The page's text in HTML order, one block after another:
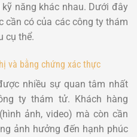
năng khác nhau. Dưới đây
cần có của các công ty thám
cụ thể.
và bằng chứng xác thực
nhiều sự quan tâm nhất
ty thám tử. Khách hàng
ảnh, video) mà còn cần
ảnh hưởng đến hạnh phúc